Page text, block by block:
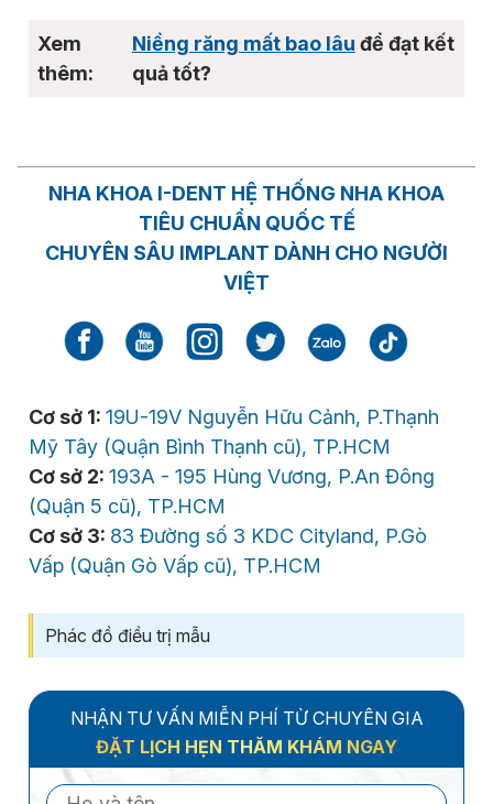
Niềng răng mất bao lâu để đạt kết
quả tốt?
NHA KHOA I-DENT HỆ THỐNG NHA KHOA
TIÊU CHUẨN QUỐC TẾ
CHUYÊN SÂU IMPLANT DÀNH CHO NGƯỜI
VIỆT
Cơ sở 1: 19U-19V Nguyễn Hữu Cảnh, P.Thạnh
Mỹ Tây (Quận Bình Thạnh cũ), TP.HCM
Cơ sở 2: 193A - 195 Hùng Vương, P.An Đông
(Quận 5 cũ), TP.HCM
Cơ sở 3: 83 Đường số 3 KDC Cityland, P.Gò
Vấp (Quận Gò Vấp cũ), TP.HCM
Phác đồ điều trị mẫu
NHẬN TƯ VẤN MIỄN PHÍ TỪ CHUYÊN GIA
ĐẶT LỊCH HẸN THĂM KHÁM NGAY